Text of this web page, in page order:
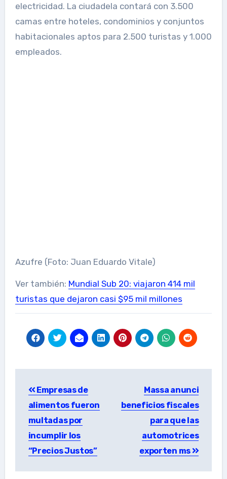
electricidad. La ciudadela contará con 3.500
camas entre hoteles, condominios y conjuntos
habitacionales aptos para 2.500 turistas y 1.000
empleados.
Azufre (Foto: Juan Eduardo Vitale)
Ver también: Mundial Sub 20: viajaron 414 mil
turistas que dejaron casi $95 mil millones
navigation
Empresas de
alimentos fueron
multadas por
incumplir los
“Precios Justos”
Massa anunci
beneficios fiscales
para que las
automotrices
exporten ms